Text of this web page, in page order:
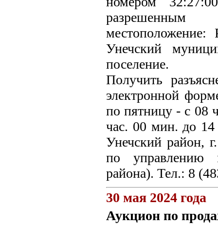
разрешенным
местоположение:
Унечский
поселение.
Получить
электронной
по пятницу - с 08
час. 00 мин. до 14
Унечский район,
по управлению
района). Тел.: 8
30 мая 2024 года
Аукцион по